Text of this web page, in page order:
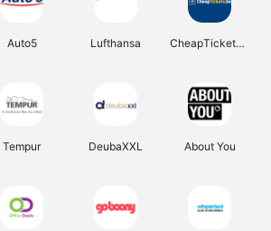
Auto5 Lufthansa CheapTickets.be
Tempur DeubaXXL About You